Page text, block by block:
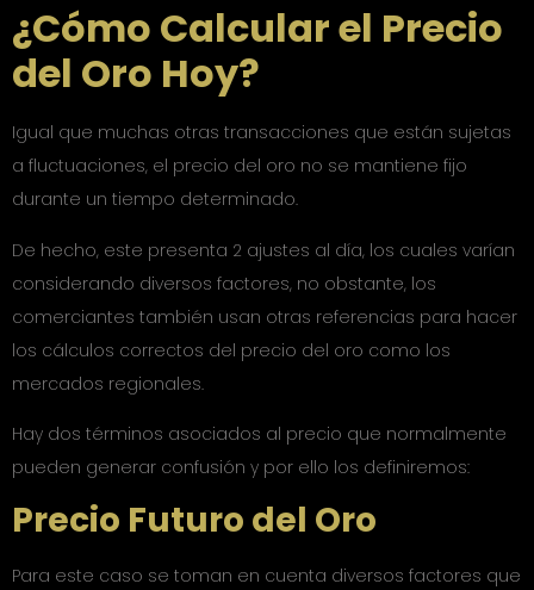
¿Cómo Calcular el Precio
del Oro Hoy?
Igual que muchas otras transacciones que están sujetas
a fluctuaciones, el precio del oro no se mantiene fijo
durante un tiempo determinado.
De hecho, este presenta 2 ajustes al día, los cuales varían
considerando diversos factores, no obstante, los
comerciantes también usan otras referencias para hacer
los cálculos correctos del precio del oro como los
mercados regionales.
Hay dos términos asociados al precio que normalmente
pueden generar confusión y por ello los definiremos:
Precio Futuro del Oro
Para este caso se toman en cuenta diversos factores que